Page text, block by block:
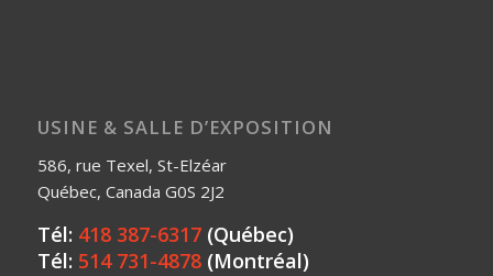
USINE & SALLE D’EXPOSITION
586, rue Texel, St-Elzéar
Québec, Canada G0S 2J2
Tél: 418 387-6317(Québec)
Tél: 514 731-4878(Montréal)